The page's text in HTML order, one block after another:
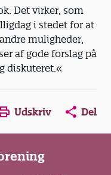
Det virker, som
i stedet for at
muligheder,
af gode forslag på
diskuteret.«
in a new window
Opens in a new
Opens in
Udskriv Del